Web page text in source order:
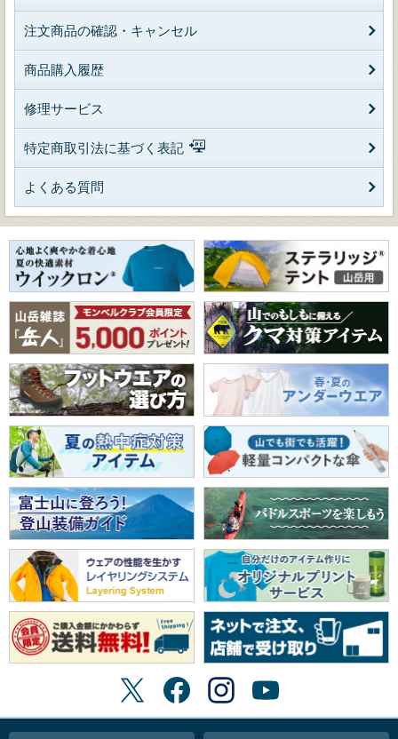
注文商品の確認・キャンセル
商品購入履歴
修理サービス
特定商取引法に基づく表記
よくある質問